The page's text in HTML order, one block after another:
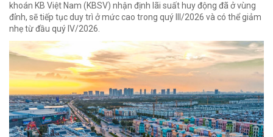
khoán KB Việt Nam (KBSV) nhận định lãi suất huy động đã ở vùng
đỉnh, sẽ tiếp tục duy trì ở mức cao trong quý III/2026 và có thể giảm
nhẹ từ đầu quý IV/2026.